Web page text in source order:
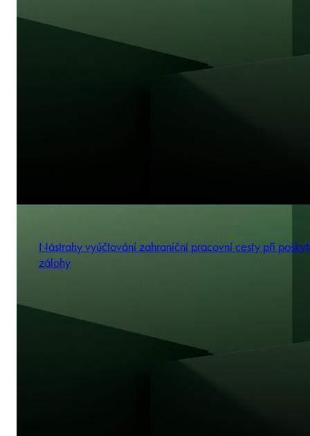
Nástrahy vyúčtování zahraniční pracovní cesty při
zálohy